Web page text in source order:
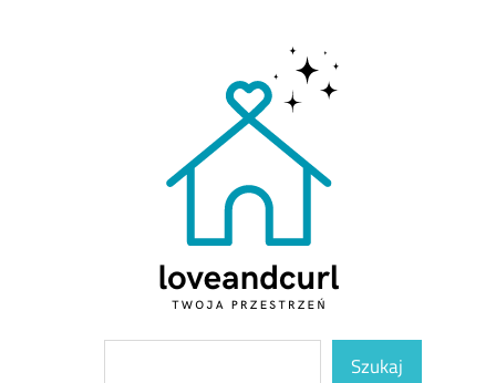
Loveandcurl Szukaj